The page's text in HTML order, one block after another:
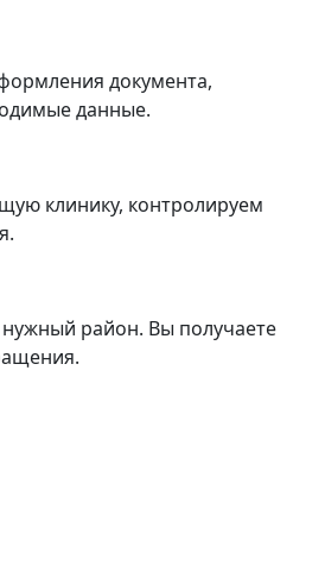
документа,
данные.
клинику, контролируем
район. Вы получаете